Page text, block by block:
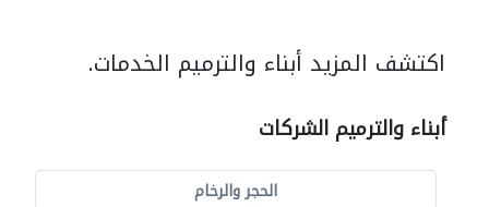
اكتشف المزيد أبناء والترميم الخدمات.
أبناء والترميم الشركات
الحجر والرخام